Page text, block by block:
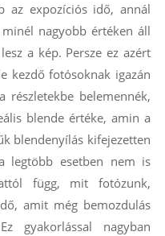
az expozíciós idő, annál
nagyobb értéken áll
a kép. Persze ez azért
kezdő fotósoknak igazán
belemennék,
blende értéke, amin a
blendenyílás kifejezetten
legtöbb esetben nem is
függ, mit fotózunk,
amit még bemozdulás
gyakorlással nagyban